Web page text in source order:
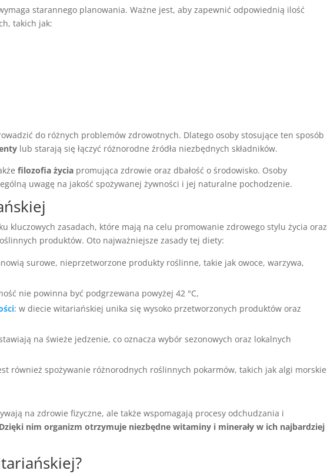
starannego planowania. Ważne jest, aby zapewnić odpowiednią ilość
takich jak:
do różnych problemów zdrowotnych. Dlatego osoby stosujące ten sposób
lub starają się łączyć różnorodne źródła niezbędnych składników.
filozofia życia promująca zdrowie oraz dbałość o środowisko. Osoby
uwagę na jakość spożywanej żywności i jej naturalne pochodzenie.
kluczowych zasadach, które mają na celu promowanie zdrowego stylu życia oraz
produktów. Oto najważniejsze zasady tej diety:
surowe, nieprzetworzone produkty roślinne, takie jak owoce, warzywa,
nie powinna być podgrzewana powyżej 42 °C,
: w diecie witariańskiej unika się wysoko przetworzonych produktów oraz
na świeże jedzenie, co oznacza wybór sezonowych oraz lokalnych
również spożywanie różnorodnych roślinnych pokarmów, takich jak algi morskie
na zdrowie fizyczne, ale także wspomagają procesy odchudzania i
Dzięki nim organizm otrzymuje niezbędne witaminy i minerały w ich najbardziej